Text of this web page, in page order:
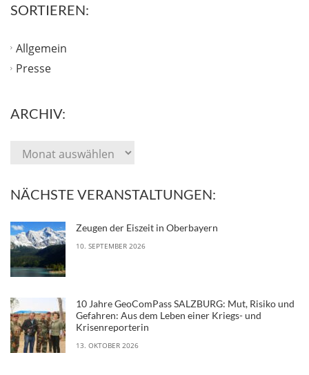
SORTIEREN:
Allgemein
Presse
ARCHIV:
NÄCHSTE VERANSTALTUNGEN:
Zeugen der Eiszeit in Oberbayern
10. SEPTEMBER 2026
10 Jahre GeoComPass SALZBURG: Mut, Risiko und
Gefahren: Aus dem Leben einer Kriegs- und
Krisenreporterin
13. OKTOBER 2026